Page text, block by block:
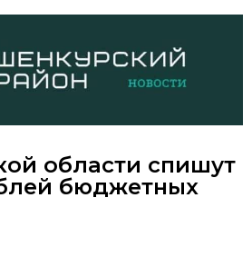
области спишут
бюджетных